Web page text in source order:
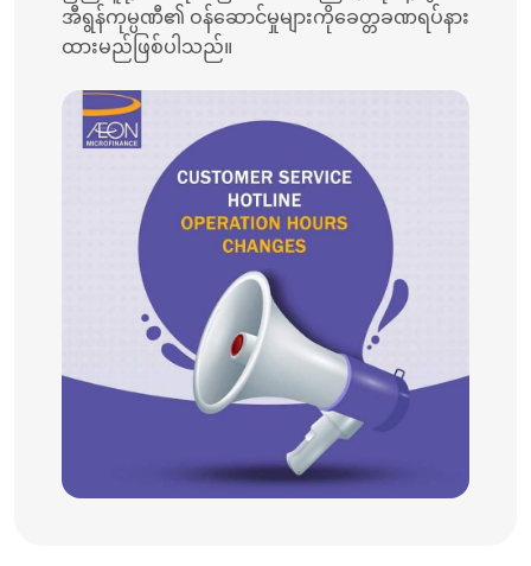
အီရွန်ကုမ္ပဏီ၏ ဝန်ဆောင်မှုများကိုခေတ္တခဏရပ်နား
ထားမည်ဖြစ်ပါသည်။